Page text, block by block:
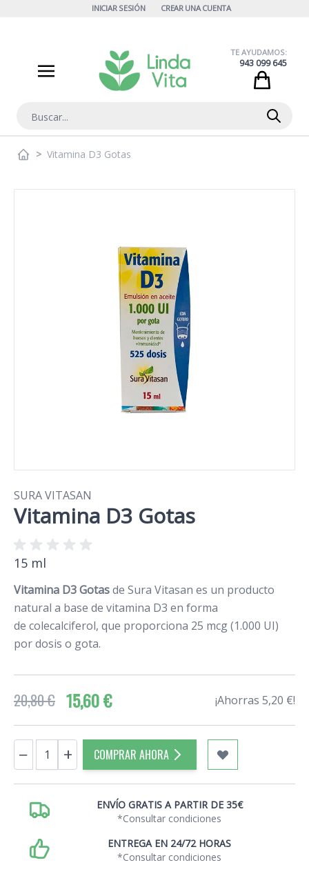
INICIAR SESIÓN CREAR UNA CUENTA
Buscar
TE AYUDAMOS:
943 099 645
> Vitamina D3 Gotas
SURA VITASAN
Vitamina D3 Gotas
15 ml
Vitamina D3 Gotasde Sura Vitasan es un producto
natural a base de vitamina D3 en forma
de colecalciferol, que proporciona 25 mcg (1.000 UI)
por dosis o gota.
20,80 € 15,60 € ¡Ahorras 5,20 €!
Cantidad
− + COMPRAR AHORA
ENVÍO GRATIS A PARTIR DE 35€
*Consultar condiciones
ENTREGA EN 24/72 HORAS
*Consultar condiciones